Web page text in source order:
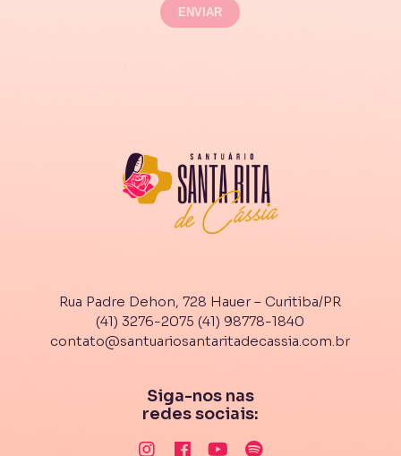
Rua Padre Dehon, 728 Hauer – Curitiba/PR
(41) 3276-2075 (41) 98778-1840
contato@santuariosantaritadecassia.com.br
Siga-nos nas
redes sociais: